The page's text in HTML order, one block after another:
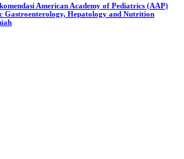
American Academy of Pediatrics (AAP)
Gastroenterology, Hepatology and Nutrition